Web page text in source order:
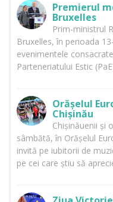
Premierul
Bruxelles
Prim-ministrul
Bruxelles, în perioada
evenimentele
Parteneriatului Estic
Orășelul
Chișinău
Chișinăuenii și
sâmbătă, în Orășelul
invită pe iubitorii de
pe cei care știu să